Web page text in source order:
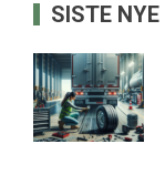
SISTE NYE